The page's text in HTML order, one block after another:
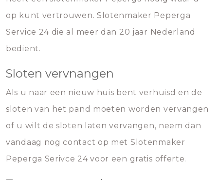
op kunt vertrouwen. Slotenmaker Peperga
Service 24 die al meer dan 20 jaar Nederland
bedient.
Sloten vervnangen
Als u naar een nieuw huis bent verhuisd en de
sloten van het pand moeten worden vervangen
of u wilt de sloten laten vervangen, neem dan
vandaag nog contact op met Slotenmaker
Peperga Serivce 24 voor een gratis offerte.